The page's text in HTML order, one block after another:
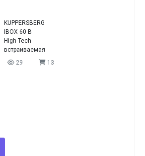
KUPPERSBERG
IBOX 60 B
High-Tech
встраиваемая
29 13